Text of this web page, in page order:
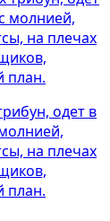
одет в
на плечах
план.